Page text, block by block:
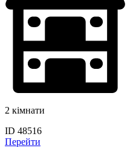
2 кімнати
ID 48516
Перейти